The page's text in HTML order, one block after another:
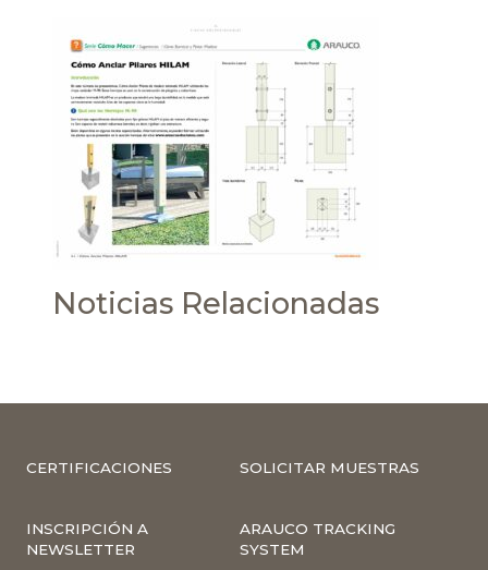
Noticias Relacionadas
CERTIFICACIONES SOLICITAR MUESTRAS
INSCRIPCIÓN A
NEWSLETTER
ARAUCO TRACKING
SYSTEM